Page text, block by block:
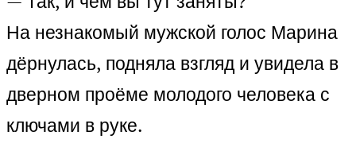
На незнакомый мужской голос Марина
дёрнулась, подняла взгляд и увидела в
дверном проёме молодого человека с
ключами в руке.